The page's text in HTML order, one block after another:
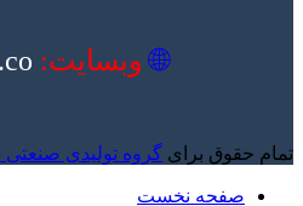
🌐 وبسایت:
تمام حقوق برای گروه تولیدی صنعتی
صفحه نخست